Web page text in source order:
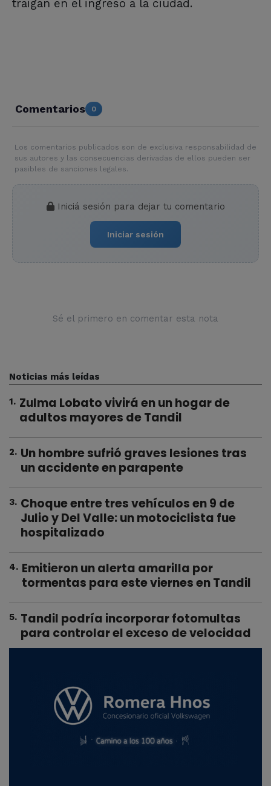
traigan en el ingreso a la ciudad.
Comentarios 0
Los comentarios publicados son de exclusiva responsabilidad de
sus autores y las consecuencias derivadas de ellos pueden ser
pasibles de sanciones legales.
Iniciá sesión para dejar tu comentario
Iniciar sesión
Sé el primero en comentar esta nota
Noticias más leídas
1. Zulma Lobato vivirá en un hogar de
adultos mayores de Tandil
2. Un hombre sufrió graves lesiones tras
un accidente en parapente
3. Choque entre tres vehículos en 9 de
Julio y Del Valle: un motociclista fue
hospitalizado
4. Emitieron un alerta amarilla por
tormentas para este viernes en Tandil
5. Tandil podría incorporar fotomultas
para controlar el exceso de velocidad